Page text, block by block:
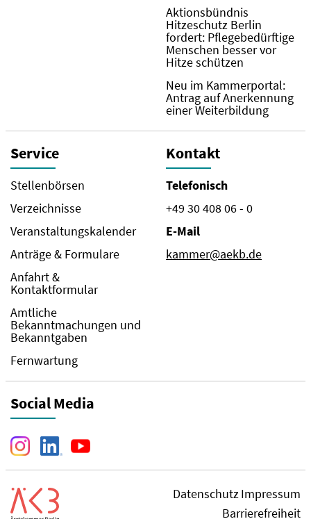
Aktionsbündnis
Hitzeschutz Berlin
fordert: Pflegebedürftige
Menschen besser vor
Hitze schützen
Neu im Kammerportal:
Antrag auf Anerkennung
einer Weiterbildung
Service
Stellenbörsen
Verzeichnisse
Veranstaltungskalender
Anträge & Formulare
Anfahrt &
Kontaktformular
Amtliche
Bekanntmachungen und
Bekanntgaben
Fernwartung
Kontakt
Telefonisch
+49 30 408 06 - 0
E-Mail
kammer@aekb.de
Social Media
Datenschutz Impressum
Barrierefreiheit